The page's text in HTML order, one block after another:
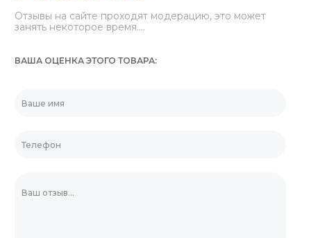
Отзывы на сайте проходят модерацию, это может
занять некоторое время....
ВАША ОЦЕНКА ЭТОГО ТОВАРА